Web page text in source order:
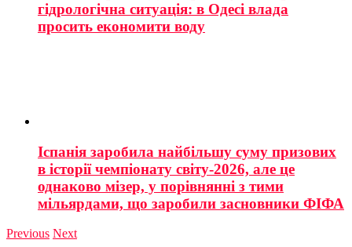
гідрологічна ситуація: в Одесі влада
просить економити воду
Іспанія заробила найбільшу суму призових
в історії чемпіонату світу-2026, але це
однаково мізер, у порівнянні з тими
мільярдами, що заробили засновники ФІФА
Previous Next